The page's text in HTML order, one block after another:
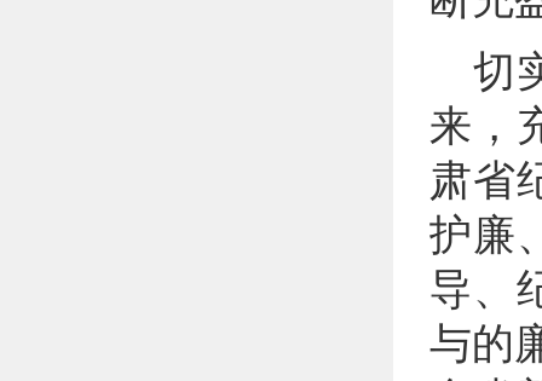
切
来，
肃省
护廉
导、
与的